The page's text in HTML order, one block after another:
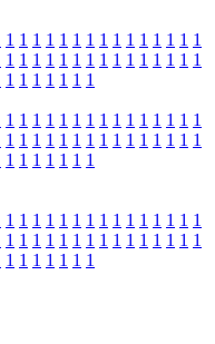
1 1 1 1 1 1 1 1 1 1 1 1 1 1 1
1 1 1 1 1 1 1 1 1 1 1 1 1 1 1
1 1 1 1 1 1 1
1 1 1 1 1 1 1 1 1 1 1 1 1 1 1
1 1 1 1 1 1 1 1 1 1 1 1 1 1 1
1 1 1 1 1 1 1
1 1 1 1 1 1 1 1 1 1 1 1 1 1 1
1 1 1 1 1 1 1 1 1 1 1 1 1 1 1
1 1 1 1 1 1 1